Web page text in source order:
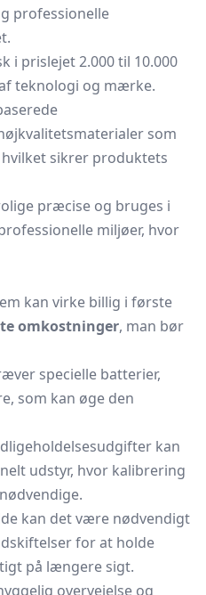
professionelle
i prislejet 2.000 til 10.000
teknologi og mærke.
som
sikrer produktets
præcise og bruges i
miljøer, hvor
kan virke billig i første
omkostninger, man bør
specielle batterier,
som kan øge den
kan
udstyr, hvor kalibrering
kan det være nødvendigt
for at holde
på længere sigt.
overvejelse og